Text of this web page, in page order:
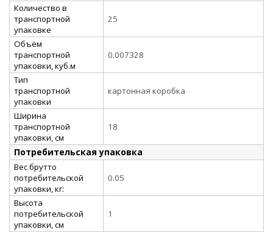
Количество в
транспортной
упаковке
25
Объём
транспортной
упаковки, куб.м
0.007328
Тип
транспортной
упаковки
картонная коробка
Ширина
транспортной
упаковки, см
18
Потребительская упаковка
Вес брутто
потребительской
упаковки, кг:
0.05
Высота
потребительской
упаковки, см
1